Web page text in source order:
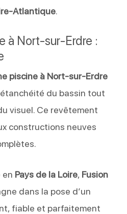
Atlantique.
à Nort-sur-Erdre :
piscine à Nort-sur-Erdre
du bassin tout
visuel. Ce revêtement
constructions neuves
en Pays de la Loire, Fusion
dans la pose d’un
fiable et parfaitement